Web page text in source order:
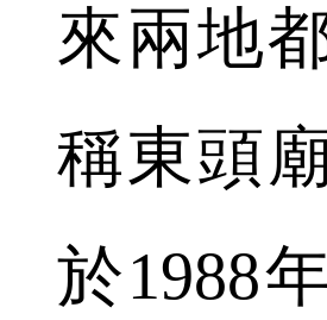
來兩地
稱東頭
於1988